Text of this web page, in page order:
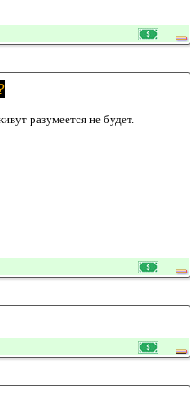
разумеется не будет.